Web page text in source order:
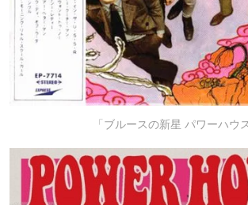
「ブルースの新星 パワーハウス